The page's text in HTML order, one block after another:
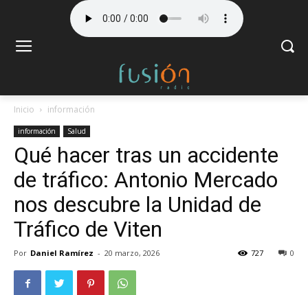
Inicio información
información Salud
Qué hacer tras un accidente
de tráfico: Antonio Mercado
nos descubre la Unidad de
Tráfico de Viten
Por Daniel Ramírez - 20 marzo, 2026 0
727